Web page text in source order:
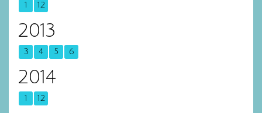
1 12
2013
3 4 5 6
2014
1 12